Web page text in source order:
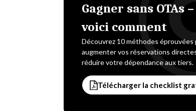
Gagner sans OTAs –
voici comment
Découvrez 10 méthodes éprouvées
augmenter vos réservations
réduire votre dépendance aux tiers.
Télécharger la checklist